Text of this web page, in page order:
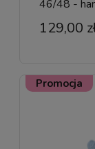
46/48 -
129,00
Promocja